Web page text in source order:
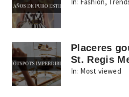
Placeres
St. Regis
In: Most viewed